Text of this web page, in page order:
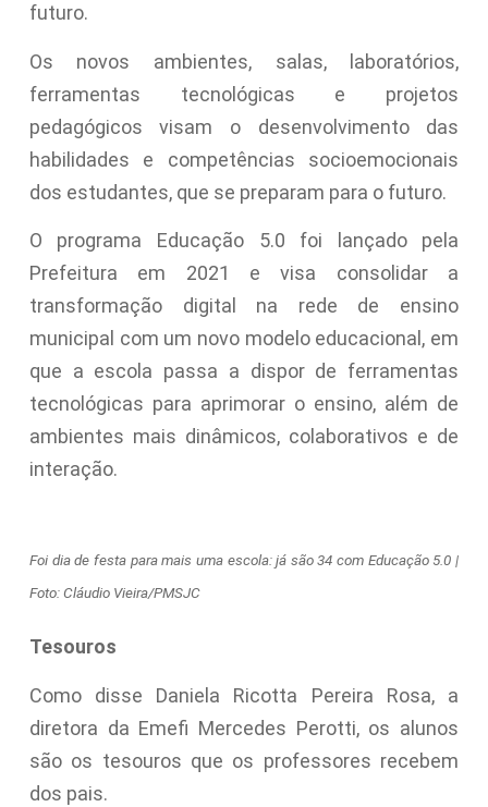
futuro.
Os novos ambientes, salas, laboratórios,
ferramentas tecnológicas e projetos
pedagógicos visam o desenvolvimento das
habilidades e competências socioemocionais
dos estudantes, que se preparam para o futuro.
O programa Educação 5.0 foi lançado pela
Prefeitura em 2021 e visa consolidar a
transformação digital na rede de ensino
municipal com um novo modelo educacional, em
que a escola passa a dispor de ferramentas
tecnológicas para aprimorar o ensino, além de
ambientes mais dinâmicos, colaborativos e de
interação.
Foi dia de festa para mais uma escola: já são 34 com Educação 5.0 |
Foto: Cláudio Vieira/PMSJC
Tesouros
Como disse Daniela Ricotta Pereira Rosa, a
diretora da Emefi Mercedes Perotti, os alunos
são os tesouros que os professores recebem
dos pais.